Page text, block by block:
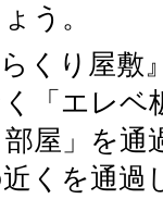
う。
らくり屋
「エレベ
屋」を
近くを通